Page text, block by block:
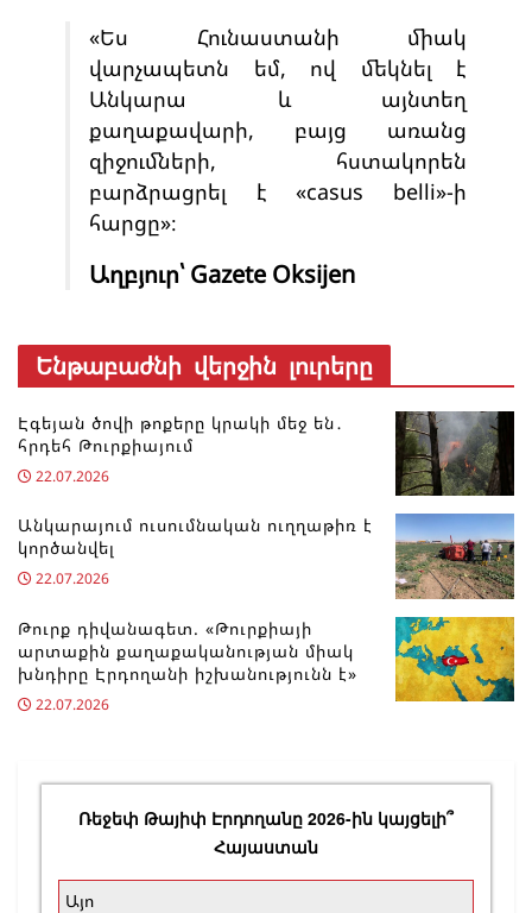
«Ես Հունաստանի միակ
վարչապետն եմ, ով մեկնել է
Անկարա և այնտեղ
քաղաքավարի, բայց առանց
զիջումների, հստակորեն
բարձրացրել է «casus belli»-ի
հարցը»։
Աղբյուր՝ Gazete Oksijen
Ենթաբաժնի վերջին լուրերը
Էգեյան ծովի թոքերը կրակի մեջ են․
հրդեհ Թուրքիայում
22.07.2026
Անկարայում ուսումնական ուղղաթիռ է
կործանվել
22.07.2026
Թուրք դիվանագետ. «Թուրքիայի
արտաքին քաղաքականության միակ
խնդիրը Էրդողանի իշխանությունն է»
22.07.2026
Ռեջեփ Թայիփ Էրդողանը 2026-ին կայցելի՞
Հայաստան
Այո